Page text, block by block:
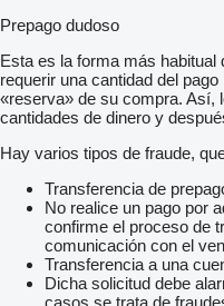
Prepago dudoso
Esta es la forma más habitual
requerir una cantidad del
«reserva» de su compra. Así,
cantidades de dinero y
Hay varios tipos de fraude,
Transferencia de
No realice un pago por
confirme el proceso de
comunicación con el
Transferencia a una
Dicha solicitud debe
casos se trata de